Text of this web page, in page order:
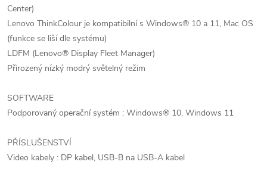
Center)
Lenovo ThinkColour je kompatibilní s Windows® 10 a 11, Mac OS
(funkce se liší dle systému)
LDFM (Lenovo® Display Fleet Manager)
Přirozený nízký modrý světelný režim
SOFTWARE
Podporovaný operační systém : Windows® 10, Windows 11
PŘÍSLUŠENSTVÍ
Video kabely : DP kabel, USB-B na USB-A kabel